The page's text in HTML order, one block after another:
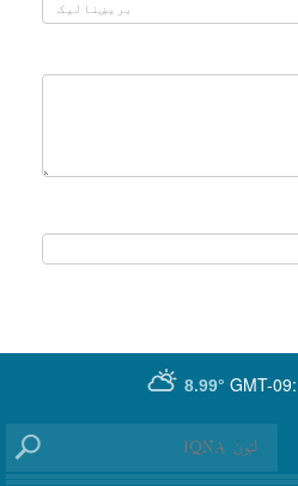
GMT-
8.99°